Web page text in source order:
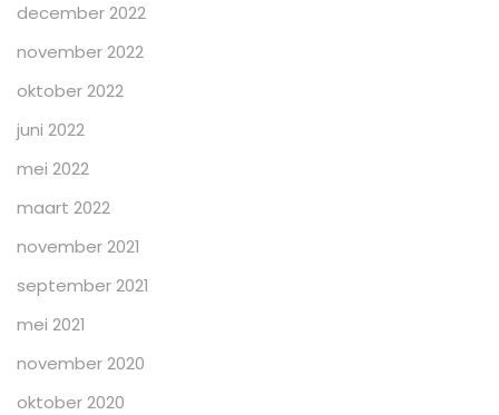
december 2022
november 2022
oktober 2022
juni 2022
mei 2022
maart 2022
november 2021
september 2021
mei 2021
november 2020
oktober 2020